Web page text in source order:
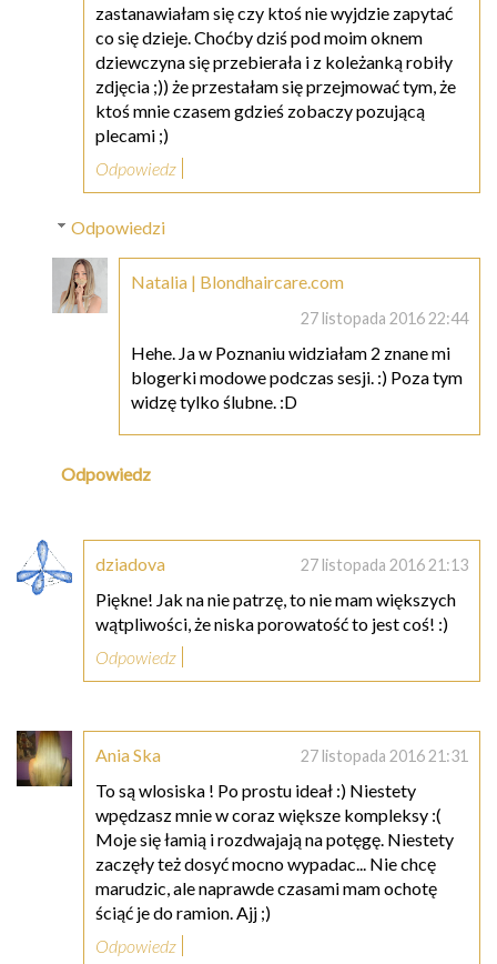
zastanawiałam się czy ktoś nie wyjdzie zapytać
co się dzieje. Choćby dziś pod moim oknem
dziewczyna się przebierała i z koleżanką robiły
zdjęcia ;)) że przestałam się przejmować tym, że
ktoś mnie czasem gdzieś zobaczy pozującą
plecami ;)
Odpowiedz
Odpowiedzi
Natalia | Blondhaircare.com
27 listopada 2016 22:44
Hehe. Ja w Poznaniu widziałam 2 znane mi
blogerki modowe podczas sesji. :) Poza tym
widzę tylko ślubne. :D
Odpowiedz
dziadova 27 listopada 2016 21:13
Piękne! Jak na nie patrzę, to nie mam większych
wątpliwości, że niska porowatość to jest coś! :)
Odpowiedz
Ania Ska 27 listopada 2016 21:31
To są wlosiska ! Po prostu ideał :) Niestety
wpędzasz mnie w coraz większe kompleksy :(
Moje się łamią i rozdwajają na potęgę. Niestety
zaczęły też dosyć mocno wypadac... Nie chcę
marudzic, ale naprawde czasami mam ochotę
ściąć je do ramion. Ajj ;)
Odpowiedz